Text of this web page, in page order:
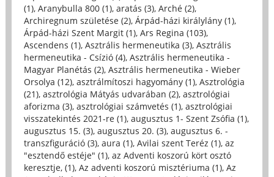
(1), Aranybulla 800 (1), aratás (3), Arché (2),
Archiregnum születése (2), Árpád-házi királylány (1),
Árpád-házi Szent Margit (1), Ars Regina (103),
Ascendens (1), Asztrális hermeneutika (3), Asztrális
hermeneutika - Csízió (4), Asztrális hermeneutika -
Magyar Planétás (2), Asztrális hermeneutika - Wieber
Orsolya (12), asztrálmítoszi hagyomány (1), Asztrológia
(21), asztrológia Mátyás udvarában (2), asztrológiai
aforizma (3), asztrológiai számvetés (1), asztrológiai
visszatekintés 2021-re (1), augusztus 1- Szent Zsófia (1),
augusztus 15. (3), augusztus 20. (3), augusztus 6. -
transzfiguráció (3), aura (1), Avilai szent Teréz (1), az
"esztendő estéje" (1), az Adventi koszorú kört osztó
keresztje, (1), Az adventi koszorú misztériuma (1), Az